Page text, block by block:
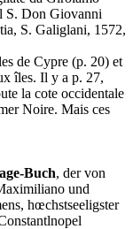
S. Don Giovanni
S. Galiglani, 1572,
de Cypre (p. 20) et
îles. Il y a p. 27,
la cote occidentale
Noire. Mais ces
Buch, der von
und
hœchstseeligster